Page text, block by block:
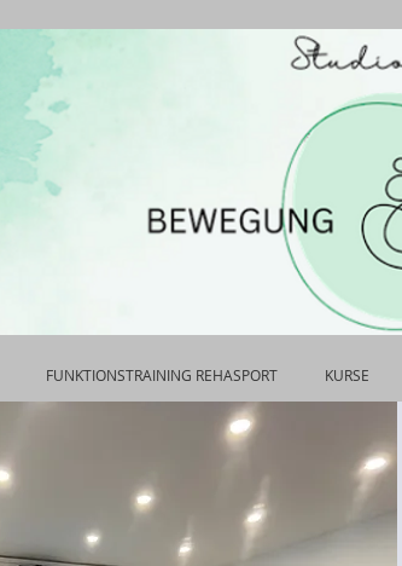
FUNKTIONSTRAINING REHASPORT KURSE